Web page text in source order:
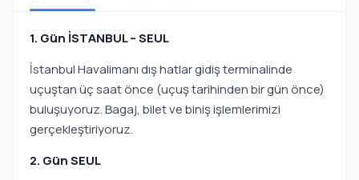
1. Gün İSTANBUL – SEUL
İstanbul Havalimanı dış hatlar gidiş terminalinde
uçuştan üç saat önce (uçuş tarihinden bir gün önce)
buluşuyoruz. Bagaj, bilet ve biniş işlemlerimizi
gerçekleştiriyoruz.
2. Gün SEUL